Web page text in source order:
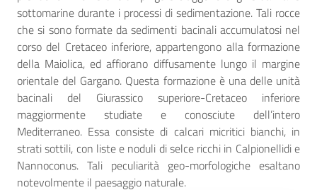
sottomarine durante i processi di sedimentazione. Tali rocce
che si sono formate da sedimenti bacinali accumulatosi nel
corso del Cretaceo inferiore, appartengono alla formazione
della Maiolica, ed affiorano diffusamente lungo il margine
orientale del Gargano. Questa formazione è una delle unità
bacinali del Giurassico superiore-Cretaceo inferiore
maggiormente studiate e conosciute dell’intero
Mediterraneo. Essa consiste di calcari micritici bianchi, in
strati sottili, con liste e noduli di selce ricchi in Calpionellidi e
Nannoconus. Tali peculiarità geo-morfologiche esaltano
notevolmente il paesaggio naturale.